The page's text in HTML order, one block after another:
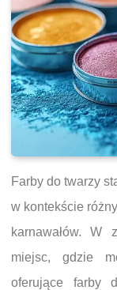
Farby do twarzy
w kontekście
karnawałów.
miejsc, gdzie
oferujące farby